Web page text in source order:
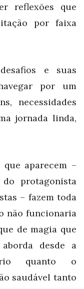
reflexões que
por faixa
e suas
por um
necessidades
jornada linda,
aparecem –
protagonista
– fazem toda
não funcionaria
de magia que
desde a
quanto o
saudável tanto